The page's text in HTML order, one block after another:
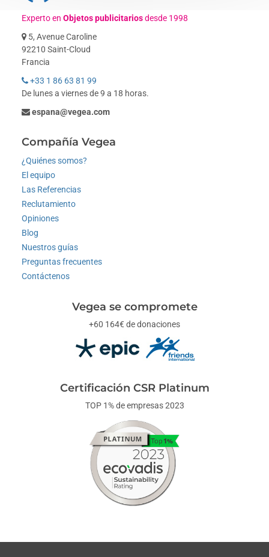
Experto enObjetos publicitariosdesde 1998
5, Avenue Caroline
92210 Saint-Cloud
Francia
+33 1 86 63 81 99
De lunes a viernes de 9 a 18 horas.
espana@vegea.com
Compañía Vegea
¿Quiénes somos?
El equipo
Las Referencias
Reclutamiento
Opiniones
Blog
Nuestros guías
Preguntas frecuentes
Contáctenos
Vegea se compromete
+60 164€ de donaciones
Certificación CSR Platinum
TOP 1% de empresas 2023